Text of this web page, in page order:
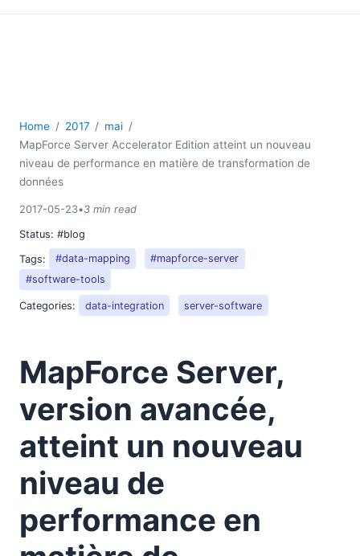
2010
Home 2017
mai
MapForce Server Accelerator Edition atteint un nouveau
niveau de performance en matière de transformation de
données
2017-05-23•3 min read
Status: #blog
Tags:
#data-mapping
#mapforce-server
#software-tools
Categories: data-integration server-software
MapForce Server,
version avancée,
atteint un nouveau
niveau de
performance en